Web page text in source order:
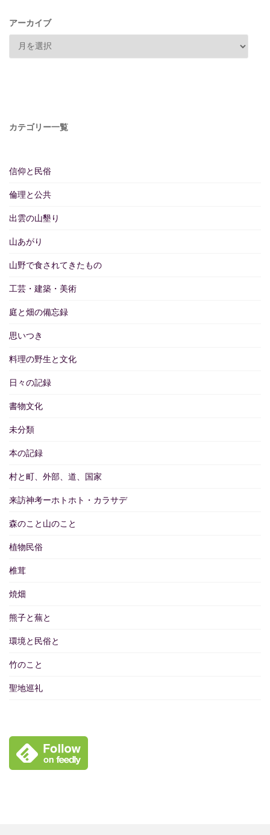
アーカイブ
カテゴリー一覧
信仰と民俗
倫理と公共
出雲の山墾り
山あがり
山野で食されてきたもの
工芸・建築・美術
庭と畑の備忘録
思いつき
料理の野生と文化
日々の記録
書物文化
未分類
本の記録
村と町、外部、道、国家
来訪神考ーホトホト・カラサデ
森のこと山のこと
植物民俗
椎茸
焼畑
熊子と蕪と
環境と民俗と
竹のこと
聖地巡礼